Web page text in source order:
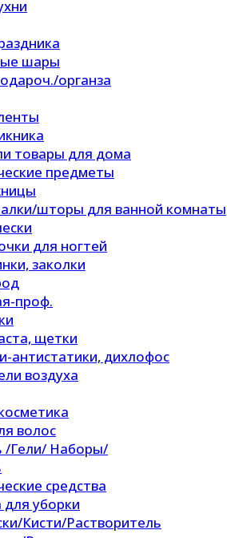
шары
органза
товары для дома
предметы
шторы для ванной комнаты
для ногтей
заколки
проф.
щетки
антистатики, дихлофос
воздуха
волос
/Гели/ Наборы/
средства
для уборки
Кисти/Растворитель